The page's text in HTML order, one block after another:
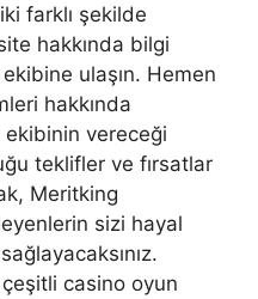
farklı şekilde
hakkında bilgi
ulaşın. Hemen
hakkında
ekibinin vereceği
teklifler ve fırsatlar
Meritking
sizi hayal
sağlayacaksınız.
casino oyun